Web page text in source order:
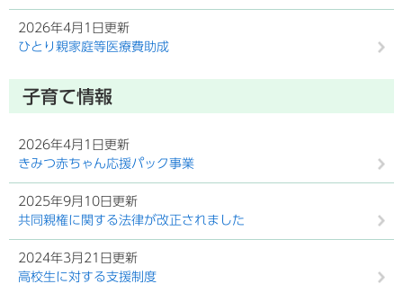
2026年4月1日更新
ひとり親家庭等医療費助成
子育て情報
2026年4月1日更新
きみつ赤ちゃん応援パック事業
2025年9月10日更新
共同親権に関する法律が改正されました
2024年3月21日更新
高校生に対する支援制度